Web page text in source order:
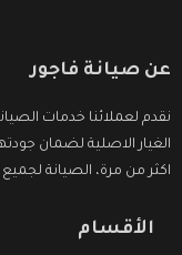
عن صيانة فاجور
نقدم لعملائنا خدمات
الغيار الاصلية لضمان
اكثر من مرة، الصيانة
الأقسام